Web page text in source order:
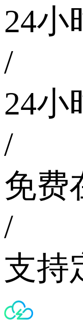
24小
/
24小
/
免费
/
支持